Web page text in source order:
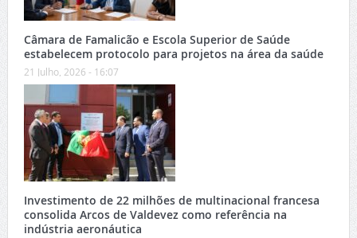
Câmara de Famalicão e Escola Superior de Saúde
estabelecem protocolo para projetos na área da saúde
21 Julho, 2026 - 16:07
Investimento de 22 milhões de multinacional francesa
consolida Arcos de Valdevez como referência na
indústria aeronáutica